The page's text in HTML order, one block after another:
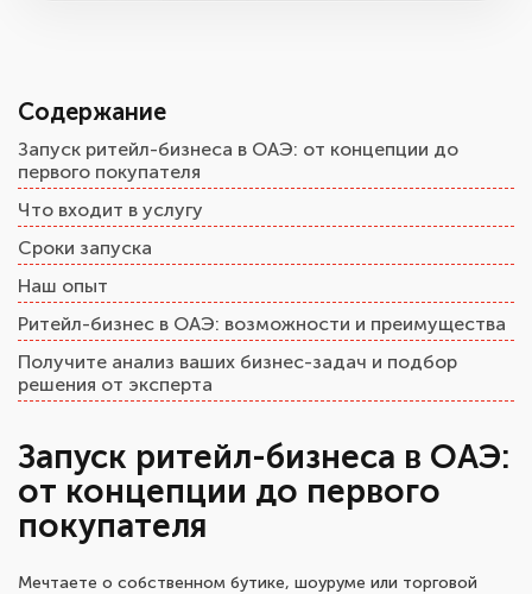
Запуск ритейл-бизнеса в ОАЭ:
от концепции до первого
покупателя
Мечтаете о собственном бутике, шоуруме или торговой
Содержание
Запуск ритейл-бизнеса в ОАЭ: от концепции до
первого покупателя
Что входит в услугу
Сроки запуска
Наш опыт
Ритейл-бизнес в ОАЭ: возможности и преимущества
Получите анализ ваших бизнес-задач и подбор
решения от эксперта